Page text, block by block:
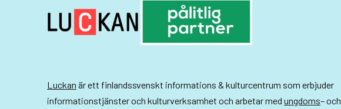
-
n
v
Luckan är ett finlandssvenskt informations & kulturcentrum som erbjuder
informationstjänster och kulturverksamhet och arbetar med ungdoms– och